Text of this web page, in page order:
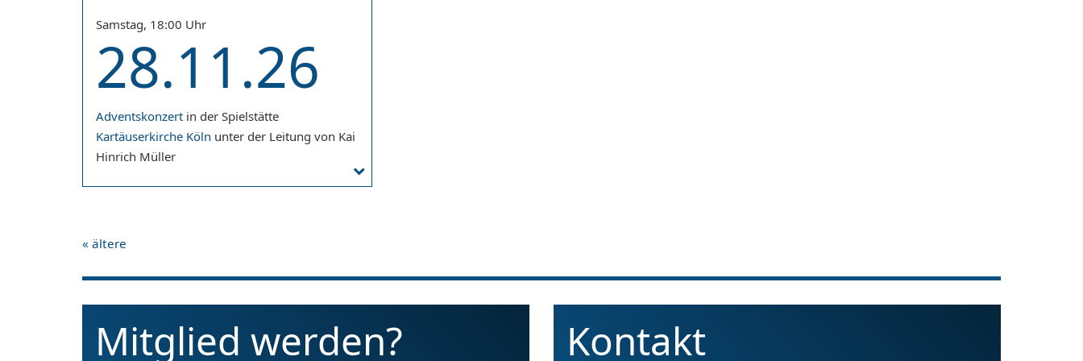
Samstag, 18:00 Uhr
28.11.26
Adventskonzert in der Spielstätte
Kartäuserkirche Köln unter der Leitung von Kai
Hinrich Müller
« ältere
Mitglied werden? Kontakt